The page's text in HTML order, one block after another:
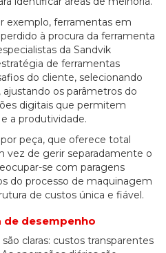
exemplo, ferramentas em
à procura da ferramenta
da Sandvik
de ferramentas
do cliente, selecionando
os parâmetros do
digitais que permitem
a produtividade.
peça, que oferece total
vez de gerir separadamente o
se com paragens
do processo de maquinagem
de custos única e fiável.
de desempenho
claras: custos transparentes